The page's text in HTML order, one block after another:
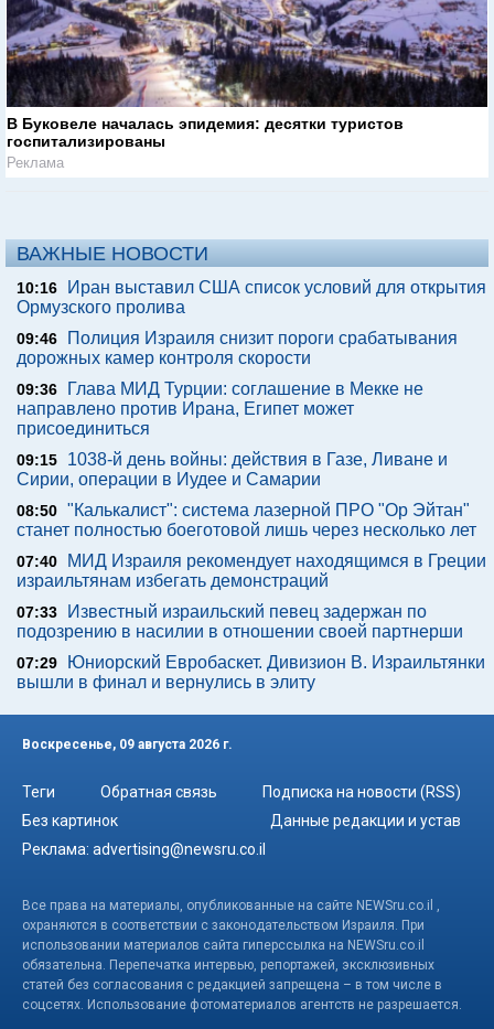
В Буковеле началась эпидемия: десятки туристов
госпитализированы
Реклама
ВАЖНЫЕ НОВОСТИ
10:16
Иран выставил США список условий для открытия
Ормузского пролива
09:46
Полиция Израиля снизит пороги срабатывания
дорожных камер контроля скорости
09:36
Глава МИД Турции: соглашение в Мекке не
направлено против Ирана, Египет может
присоединиться
09:15
1038-й день войны: действия в Газе, Ливане и
Сирии, операции в Иудее и Самарии
08:50 "Калькалист": система лазерной ПРО "Ор Эйтан"
станет полностью боеготовой лишь через несколько лет
07:40
МИД Израиля рекомендует находящимся в Греции
израильтянам избегать демонстраций
07:33
Известный израильский певец задержан по
подозрению в насилии в отношении своей партнерши
07:29
Юниорский Евробаскет. Дивизион В. Израильтянки
вышли в финал и вернулись в элиту
Воскресенье, 09 августа 2026 г.
Теги Обратная связь
Подписка на новости (RSS)
Без картинок
Данные редакции и устав
Реклама: advertising@newsru.co.il
Все права на материалы, опубликованные на сайте NEWSru.co.il ,
охраняются в соответствии с законодательством Израиля. При
использовании материалов сайта гиперссылка на NEWSru.co.il
обязательна. Перепечатка интервью, репортажей, эксклюзивных
статей без согласования с редакцией запрещена – в том числе в
соцсетях. Использование фотоматериалов агентств не разрешается.